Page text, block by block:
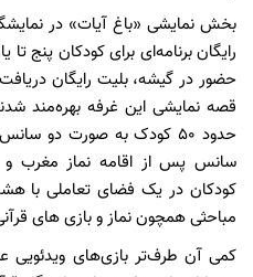
بخش نمایشی «باغ آیات» در
رایگان برنامه‌ای برای کودکان پنج
قصه نمایشی این غرفه بهره‌مند
حدود ۵۰ کودک به صورت دو
سانس پس از اقامه نماز مغرب و
کودکان در یک فضای تعاملی با
مباحثی همچون نماز و بازی های
کمی آن طرف‌تر بازی‌های ویدئویی